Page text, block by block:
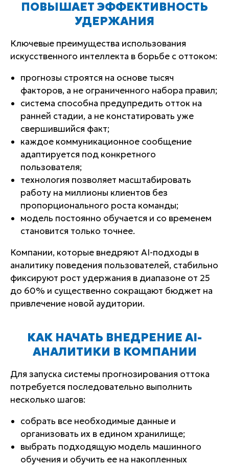
ПОВЫШАЕТ ЭФФЕКТИВНОСТЬ
УДЕРЖАНИЯ
Ключевые преимущества использования
искусственного интеллекта в борьбе с оттоком:
прогнозы строятся на основе тысяч
факторов, а не ограниченного набора правил;
система способна предупредить отток на
ранней стадии, а не констатировать уже
свершившийся факт;
каждое коммуникационное сообщение
адаптируется под конкретного
пользователя;
технология позволяет масштабировать
работу на миллионы клиентов без
пропорционального роста команды;
модель постоянно обучается и со временем
становится только точнее.
Компании, которые внедряют AI-подходы в
аналитику поведения пользователей, стабильно
фиксируют рост удержания в диапазоне от 25
до 60% и существенно сокращают бюджет на
привлечение новой аудитории.
КАК НАЧАТЬ ВНЕДРЕНИЕ AI-
АНАЛИТИКИ В КОМПАНИИ
Для запуска системы прогнозирования оттока
потребуется последовательно выполнить
несколько шагов:
собрать все необходимые данные и
организовать их в едином хранилище;
выбрать подходящую модель машинного
обучения и обучить ее на накопленных